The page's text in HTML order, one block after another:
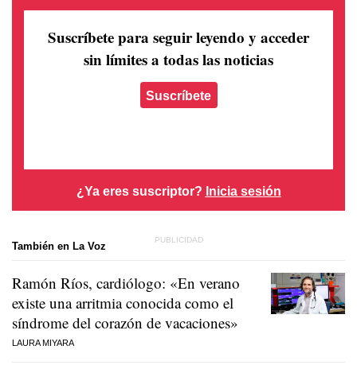
Suscríbete para seguir leyendo y acceder
sin límites a todas las noticias
Suscríbete
¿Ya eres suscriptor? Inicia sesión
También en La Voz
Ramón Ríos, cardiólogo: «En verano
existe una arritmia conocida como el
síndrome del corazón de vacaciones»
LAURA MIYARA